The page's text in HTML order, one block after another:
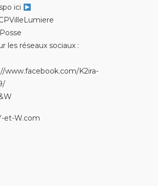
ici
les réseaux sociaux :
www.facebook.com/K2ira-
et-W.com